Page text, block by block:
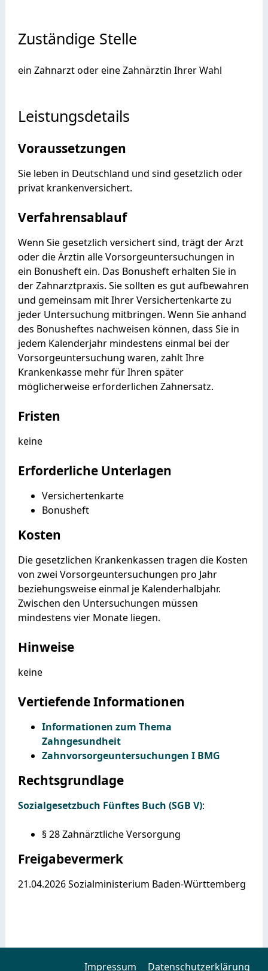
Zuständige Stelle
ein Zahnarzt oder eine Zahnärztin Ihrer Wahl
Leistungsdetails
Voraussetzungen
Sie leben in Deutschland und sind gesetzlich oder
privat krankenversichert.
Verfahrensablauf
Wenn Sie gesetzlich versichert sind, trägt der Arzt
oder die Ärztin alle Vorsorgeuntersuchungen in
ein Bonusheft ein. Das Bonusheft erhalten Sie in
der Zahnarztpraxis. Sie sollten es gut aufbewahren
und gemeinsam mit Ihrer Versichertenkarte zu
jeder Untersuchung mitbringen. Wenn Sie anhand
des Bonusheftes nachweisen können, dass Sie in
jedem Kalenderjahr mindestens einmal bei der
Vorsorgeuntersuchung waren, zahlt Ihre
Krankenkasse mehr für Ihren später
möglicherweise erforderlichen Zahnersatz.
Fristen
keine
Erforderliche Unterlagen
Versichertenkarte
Bonusheft
Kosten
Die gesetzlichen Krankenkassen tragen die Kosten
von zwei Vorsorgeuntersuchungen pro Jahr
beziehungsweise einmal je Kalenderhalbjahr.
Zwischen den Untersuchungen müssen
mindestens vier Monate liegen.
Hinweise
keine
Vertiefende Informationen
Informationen zum Thema
Zahngesundheit
Zahnvorsorgeuntersuchungen I BMG
Rechtsgrundlage
Sozialgesetzbuch Fünftes Buch (SGB V):
§ 28Zahnärztliche Versorgung
Freigabevermerk
21.04.2026 Sozialministerium Baden-Württemberg
Impressum Datenschutzerklärung